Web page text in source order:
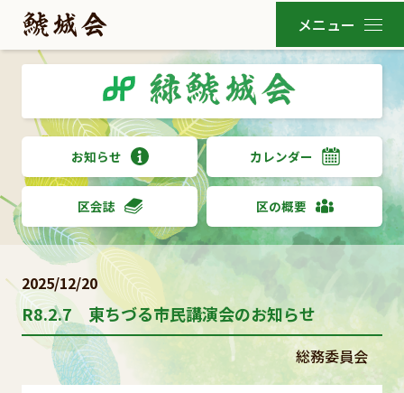
お知らせ カレンダー
区会誌 区の概要
2025/12/20
R8.2.7 東ちづる市民講演会のお知らせ
総務委員会